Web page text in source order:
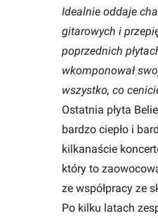
Idealnie oddaje
gitarowych i
poprzednich
wkomponował
wszystko, co
Ostatnia płyta
bardzo ciepło i
kilkanaście
który to
ze współpracy ze
Po kilku latach